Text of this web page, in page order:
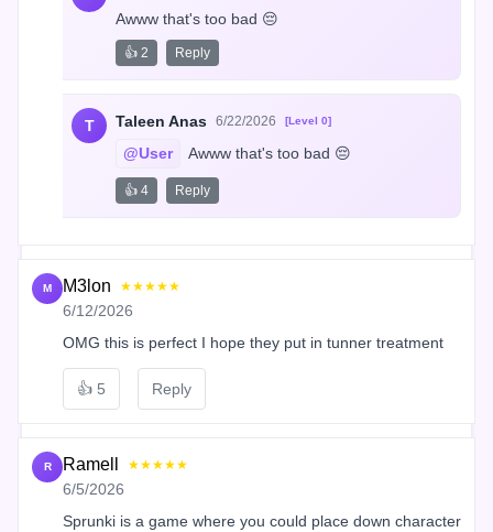
Awww that's too bad 😔
👍 2 Reply
T Taleen Anas 6/22/2026 [Level 0]
@User Awww that's too bad 😔
👍 4 Reply
M M3lon ★★★★★
6/12/2026
OMG this is perfect I hope they put in tunner treatment
👍 5 Reply
R Ramell ★★★★★
6/5/2026
Sprunki is a game where you could place down character